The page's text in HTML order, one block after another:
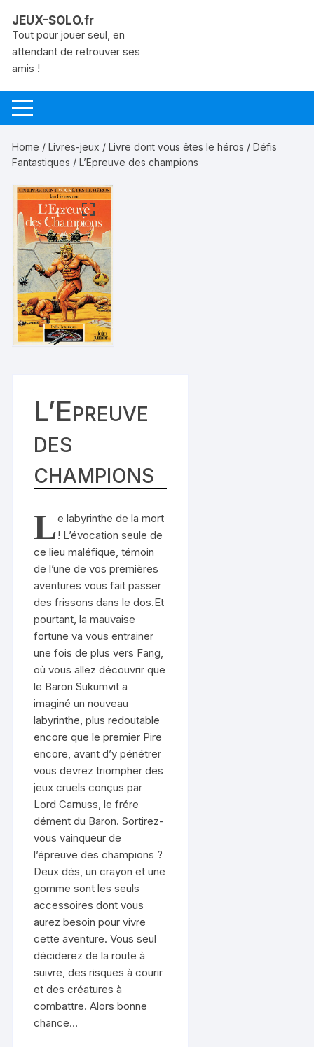
contenu
JEUX-SOLO.fr
Tout pour jouer seul, en
attendant de retrouver ses
amis !
Home /Livres-jeux /Livre dont vous êtes le héros /Défis
Fantastiques / L’Epreuve des champions
L’Epreuve
des
champions
Le labyrinthe de la mort
! L’évocation seule de
ce lieu maléfique, témoin
de l’une de vos premières
aventures vous fait passer
des frissons dans le dos.Et
pourtant, la mauvaise
fortune va vous entrainer
une fois de plus vers Fang,
où vous allez découvrir que
le Baron Sukumvit a
imaginé un nouveau
labyrinthe, plus redoutable
encore que le premier Pire
encore, avant d’y pénétrer
vous devrez triompher des
jeux cruels conçus par
Lord Carnuss, le frére
dément du Baron. Sortirez-
vous vainqueur de
l’épreuve des champions ?
Deux dés, un crayon et une
gomme sont les seuls
accessoires dont vous
aurez besoin pour vivre
cette aventure. Vous seul
déciderez de la route à
suivre, des risques à courir
et des créatures à
combattre. Alors bonne
chance…